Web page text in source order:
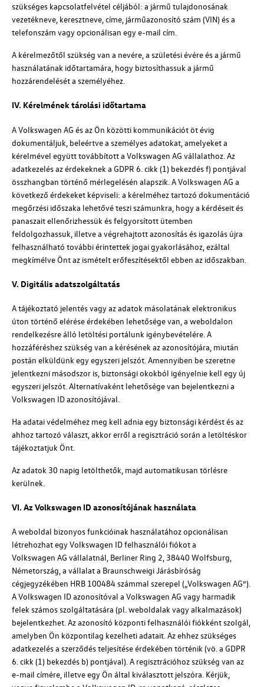
szükséges kapcsolatfelvétel céljából: a jármű tulajdonosának
vezetékneve, keresztneve, címe, járműazonosító szám (VIN) és a
telefonszám vagy opcionálisan egy e-mail cím.
A kérelmezőtől szükség van a nevére, a születési évére és a jármű
használatának időtartamára, hogy biztosíthassuk a jármű
hozzárendelését a személyéhez.
IV. Kérelmének tárolási időtartama
AVolkswagen AG és az Ön közötti kommunikációt öt évig
dokumentáljuk, beleértve a személyes adatokat, amelyeket a
kérelmével együtt továbbított a Volkswagen AG vállalathoz. Az
adatkezelés az érdekeknek a GDPR 6. cikk (1) bekezdés f) pontjával
összhangban történő mérlegelésén alapszik. AVolkswagen AG a
következő érdekeket képviseli: a kérelméhez tartozó dokumentáció
megőrzési időszaka lehetővé teszi számunkra, hogy a kérdéseit és
panaszait ellenőrizhessük és felgyorsított ütemben
feldolgozhassuk, illetve a végrehajtott azonosítás és igazolás újra
felhasználható további érintettek jogai gyakorlásához, ezáltal
megkímélve Önt az ismételt erőfeszítésektől ebben az időszakban.
V. Digitális adatszolgáltatás
A tájékoztató jelentés vagy az adatok másolatának elektronikus
úton történő elérése érdekében lehetősége van, a weboldalon
rendelkezésre álló letöltési portálunk igénybevételére. A
hozzáféréshez szükség van a kérésének az azonosítójára, miután
postán elküldünk egy egyszeri jelszót. Amennyiben be szeretne
jelentkezni másodszor is, biztonsági okokból igényelnie kell egy új
egyszeri jelszót. Alternatívaként lehetősége van bejelentkezni a
Volkswagen IDazonosítójával.
Ha adatai védelméhez meg kell adnia egy biztonsági kérdést és az
ahhoz tartozó választ, akkor erről a regisztráció során a letöltéskor
tájékoztatjuk Önt.
Az adatok 30 napig letölthetők, majd automatikusan törlésre
kerülnek.
VI. Az Volkswagen ID azonosítójának használata
A weboldal bizonyos funkcióinak használatához opcionálisan
létrehozhat egyVolkswagen IDfelhasználói fiókot a
Volkswagen AG vállalatnál, Berliner Ring 2, 38440 Wolfsburg,
Németország, a vállalat a Braunschweigi Járásbíróság
cégjegyzékében HRB 100484számmal szerepel („Volkswagen AG”).
AVolkswagen IDazonosítóval a Volkswagen AG vagy harmadik
felek számos szolgáltatására (pl.weboldalak vagy alkalmazások)
bejelentkezhet. Az azonosító központi felhasználói fiókként szolgál,
amelyben Ön központilag kezelheti adatait. Az ehhez szükséges
adatkezelés a szerződés teljesítése érdekében történik (vö. a GDPR
6. cikk (1) bekezdés b) pontjával). A regisztrációhoz szükség van az
e-mail címére, illetve egy Ön által kiválasztott jelszóra. Kérjük,